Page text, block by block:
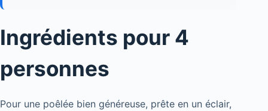
Ingrédients pour 4
personnes
Pour une poêlée bien généreuse, prête en un éclair,